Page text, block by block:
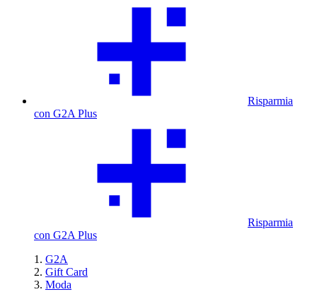
Risparmia
con G2A Plus
Risparmia
con G2A Plus
G2A
Gift Card
Moda